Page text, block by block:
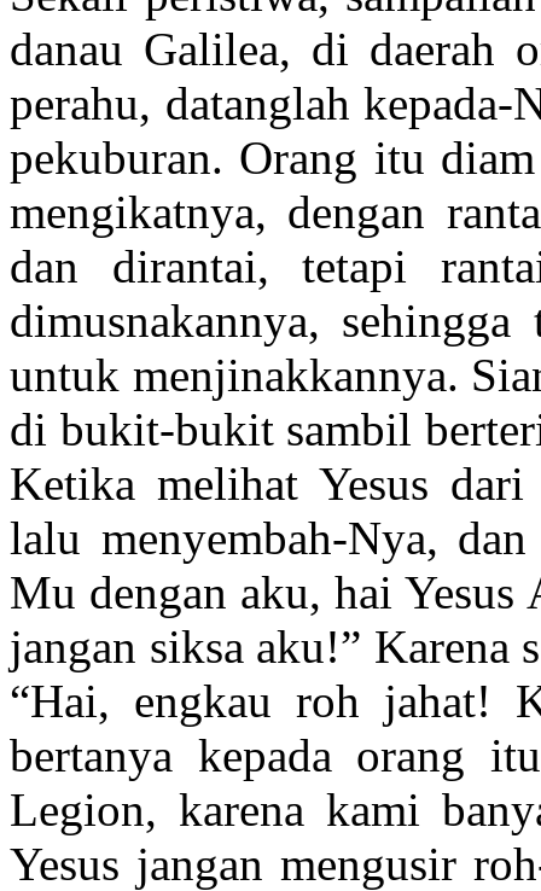
danau Galilea, di daerah
perahu, datanglah
pekuburan. Orang itu
mengikatnya, dengan
dan dirantai, tetapi
dimusnakannya,
untuk menjinakkannya.
di bukit-bukit sambil
Ketika melihat Yesus
lalu menyembah-Nya,
Mu dengan aku, hai
jangan siksa aku!” Karena
“Hai, engkau roh jahat!
bertanya kepada orang
Legion, karena kami
Yesus jangan mengusir